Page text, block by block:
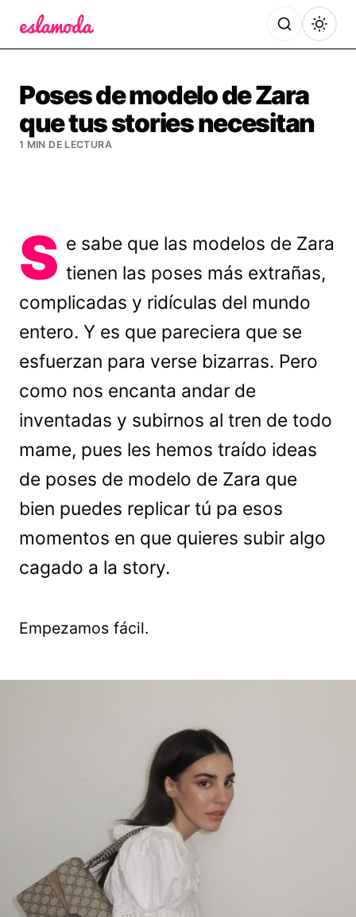
Poses de modelo de Zara
que tus stories necesitan
1 MIN DE LECTURA
S e sabe que las modelos de Zara
tienen las poses más extrañas,
complicadas y ridículas del mundo
entero. Y es que pareciera que se
esfuerzan para verse bizarras. Pero
como nos encanta andar de
inventadas y subirnos al tren de todo
mame, pues les hemos traído ideas
de poses de modelo de Zara que
bien puedes replicar tú pa esos
momentos en que quieres subir algo
cagado a la story.
Empezamos fácil.